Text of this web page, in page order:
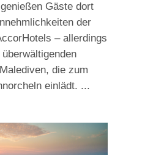
Gäste dort
der
– allerdings
die zum
einlädt.